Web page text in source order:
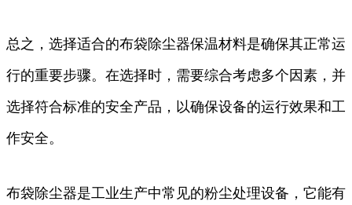
总之，选择适合的布袋除尘器保温材料是确保其正常运
行的重要步骤。在选择时，需要综合考虑多个因素，并
选择符合标准的安全产品，以确保设备的运行效果和工
作安全。
布袋除尘器是工业生产中常见的粉尘处理设备，它能有